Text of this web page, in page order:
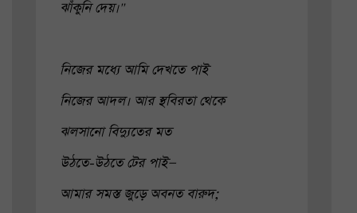
ঝাঁকুনি দেয়।"
নিজের মধ্যে আমি দেখতে পাই
নিজের আদল। আর স্থবিরতা থেকে
ঝলসানো বিদ্যুতের মত
উঠতে-উঠতে টের পাই—
আমার সমস্ত জুড়ে অবনত বারুদ;